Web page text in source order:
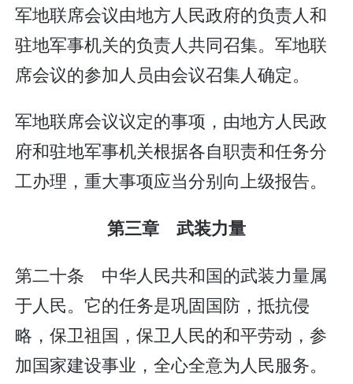
军地联席会议由地方人民政府的负责人和
驻地军事机关的负责人共同召集。军地联
席会议的参加人员由会议召集人确定。
军地联席会议议定的事项，由地方人民政
府和驻地军事机关根据各自职责和任务分
工办理，重大事项应当分别向上级报告。
第三章 武装力量
第二十条 中华人民共和国的武装力量属
于人民。它的任务是巩固国防，抵抗侵
略，保卫祖国，保卫人民的和平劳动，参
加国家建设事业，全心全意为人民服务。